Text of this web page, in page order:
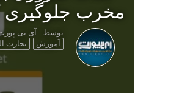
مخرب جلوگیری
توسط : آی تی
آموزش
تجارت